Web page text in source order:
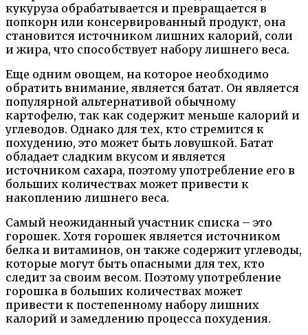
кукуруза обрабатывается и превращается в
попкорн или консервированный продукт, она
становится источником лишних калорий, соли
и жира, что способствует набору лишнего веса.
Еще одним овощем, на которое необходимо
обратить внимание, является батат. Он является
популярной альтернативой обычному
картофелю, так как содержит меньше калорий и
углеводов. Однако для тех, кто стремится к
похудению, это может быть ловушкой. Батат
обладает сладким вкусом и является
источником сахара, поэтому употребление его в
больших количествах может привести к
накоплению лишнего веса.
Самый неожиданный участник списка – это
горошек. Хотя горошек является источником
белка и витаминов, он также содержит углеводы,
которые могут быть опасными для тех, кто
следит за своим весом. Поэтому употребление
горошка в больших количествах может
привести к постепенному набору лишних
калорий и замедлению процесса похудения.